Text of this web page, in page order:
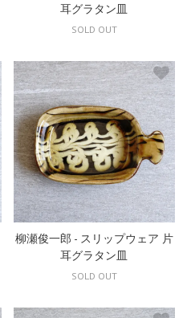
耳グラタン皿
SOLD OUT
柳瀬俊一郎 - スリップウェア 片
耳グラタン皿
SOLD OUT